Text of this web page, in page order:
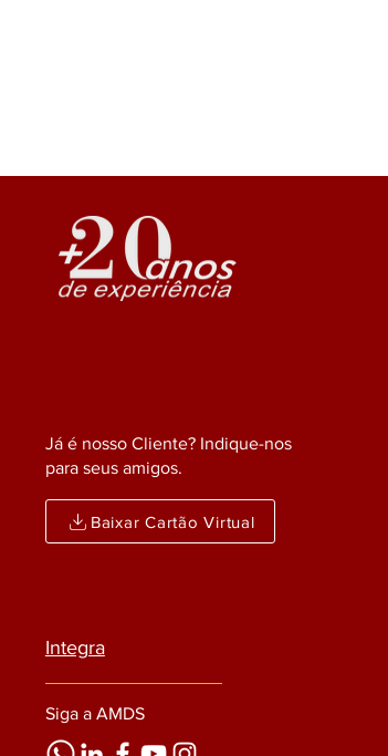
Já é nosso Cliente? Indique-nos
para seus amigos.
Baixar Cartão Virtual
Integra
Siga a AMDS